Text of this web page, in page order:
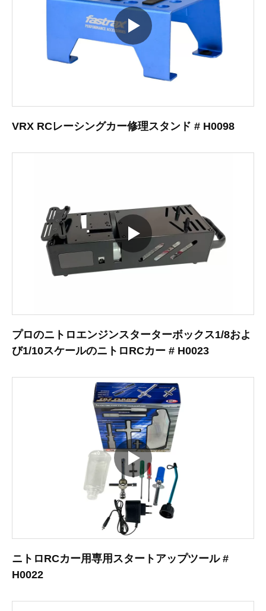
VRX RCレーシングカー修理スタンド # H0098
プロのニトロエンジンスターターボックス1/8およ
び1/10スケールのニトロRCカー # H0023
ニトロRCカー用専用スタートアップツール #
H0022